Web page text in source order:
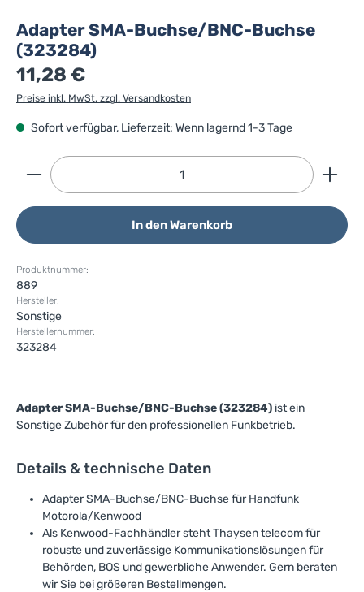
Adapter SMA-Buchse/BNC-Buchse
(323284)
11,28 €
Preise inkl. MwSt. zzgl. Versandkosten
Sofort verfügbar, Lieferzeit: Wenn lagernd 1-3 Tage
Produkt Anzahl: Gib den gewünschten Wert ein
In den Warenkorb
Produktnummer:
889
Hersteller:
Sonstige
Herstellernummer:
323284
Adapter SMA-Buchse/BNC-Buchse (323284) ist ein
Sonstige Zubehör für den professionellen Funkbetrieb.
Details & technische Daten
Adapter SMA-Buchse/BNC-Buchse für Handfunk
Motorola/Kenwood
Als Kenwood-Fachhändler steht Thaysen telecom für
robuste und zuverlässige Kommunikationslösungen für
Behörden, BOS und gewerbliche Anwender. Gern beraten
wir Sie bei größeren Bestellmengen.